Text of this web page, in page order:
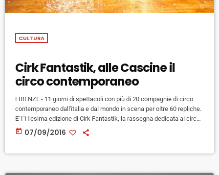
CULTURA
Cirk Fantastik, alle Cascine il
circo contemporaneo
FIRENZE - 11 giorni di spettacoli con più di 20 compagnie di circo
contemporaneo dall'italia e dal mondo in scena per oltre 60 repliche.
E' l'11esima edizione di Cirk Fantastik, la rassegna dedicata al circo
contemporaneo e senza animali, inserita nel cartellone dell'estate
fiorentina e in programma dal 15 al 25 settembre al Parco delle
today 07/09/2016